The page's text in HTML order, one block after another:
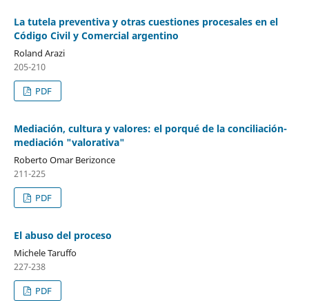
La tutela preventiva y otras cuestiones procesales en el
Código Civil y Comercial argentino
Roland Arazi
205-210
PDF
Mediación, cultura y valores: el porqué de la conciliación-
mediación "valorativa"
Roberto Omar Berizonce
211-225
PDF
El abuso del proceso
Michele Taruffo
227-238
PDF